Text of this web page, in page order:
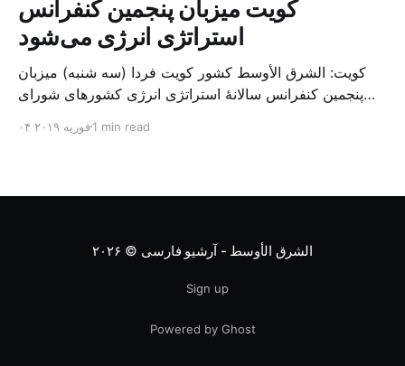
کویت میزبان پنجمین کنفرانس
استراتژی انرژی می‌شود
کویت: الشرق الأوسط کشور کویت فردا (سه شنبه) میزبان
پنجمین کنفرانس سالانهٔ استراتژی انرژی کشورهای شورای
متخصص از شرکت‌های جهانی نفت و گاز در این کنفرانس
۰۴ فوریه ۲۰۱۹1 min read
الشرق الأوسط - آرشیو فارسی © ۲۰۲۶
Sign up
Powered by Ghost